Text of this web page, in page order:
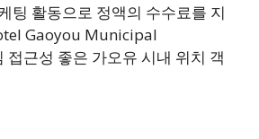
팅 활동으로 정액의 수수료를 지
Gaoyou Municipal
근성 좋은 가오유 시내 위치 객